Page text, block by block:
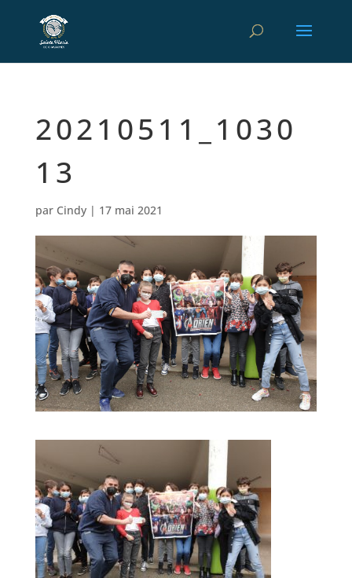
20210511_1030
13
par Cindy| 17 mai 2021